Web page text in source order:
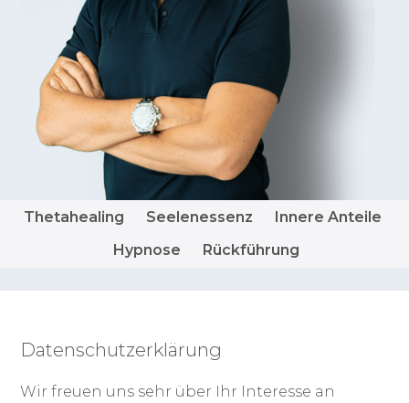
Thetahealing Seelenessenz
Innere Anteile
Hypnose
Rückführung
Datenschutzerklärung
Wir freuen uns sehr über Ihr Interesse an